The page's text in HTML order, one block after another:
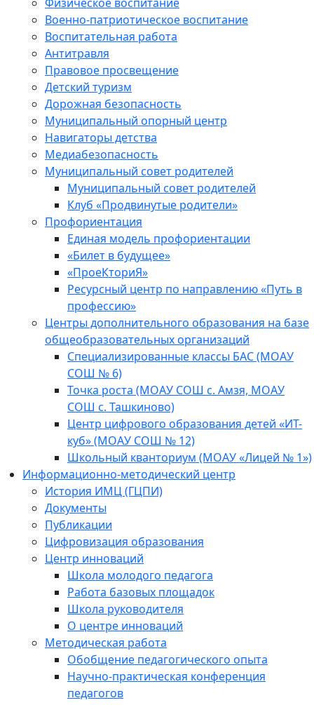
Физическое воспитание
Военно-патриотическое воспитание
Воспитательная работа
Антитравля
Правовое просвещение
Детский туризм
Дорожная безопасность
Муниципальный опорный центр
Навигаторы детства
Медиабезопасность
Мyниципальный совет родителей
Муниципальный совет родителей
Клуб «Продвинутые родители»
Профориентация
Единая модель профориентации
«Билет в будущее»
«ПроеКториЯ»
Ресурсный центр по направлению «Путь в
профессию»
Центры дополнительного образования на базе
общеобразовательных организаций
Специализированные классы БАС (МОАУ
СОШ № 6)
Точка роста (МОАУ СОШ с. Амзя, МОАУ
СОШ с. Ташкиново)
Центр цифрового образования детей «ИТ-
куб» (МОАУ СОШ № 12)
Школьный кванториум (МОАУ «Лицей № 1»)
Информационно-методический центр
История ИМЦ (ГЦПИ)
Документы
Публикации
Цифровизация образования
Центр инноваций
Школа молодого педагога
Работа базовых площадок
Школа руководителя
О центре инноваций
Методическая работа
Обобщение педагогического опыта
Научно-практическая конференция
педагогов